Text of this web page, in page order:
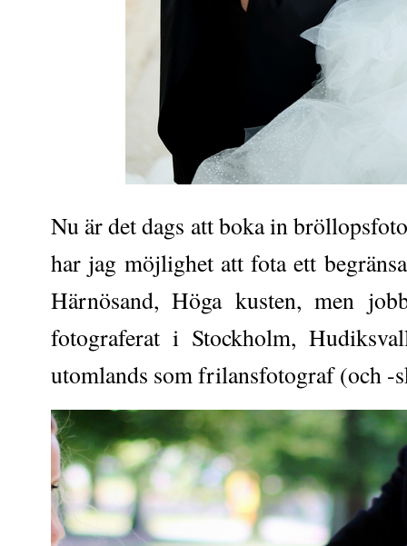
Nu är det dags att boka in
har jag möjlighet att fota ett
Härnösand, Höga kusten, men
fotograferat i Stockholm,
utomlands som frilansfotograf (och -